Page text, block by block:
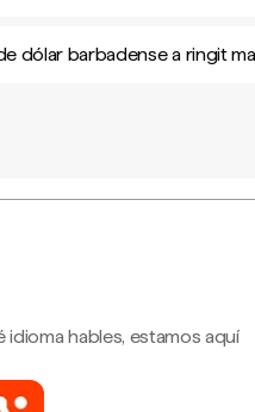
dólar barbadense a ringit
hables, estamos aquí